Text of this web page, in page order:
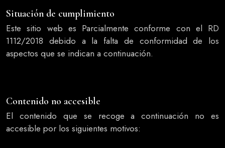
Situación de cumplimiento
Este sitio web es Parcialmente conforme con el RD
1112/2018 debido a la falta de conformidad de los
aspectos que se indican a continuación.
Contenido no accesible
El contenido que se recoge a continuación no es
accesible por los siguientes motivos: